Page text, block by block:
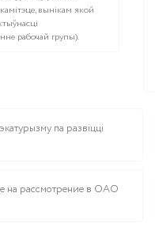
вынікам якой
рабочай групы).
па развіцці
на рассмотрение в ОАО